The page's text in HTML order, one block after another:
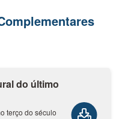
do último
terço do século